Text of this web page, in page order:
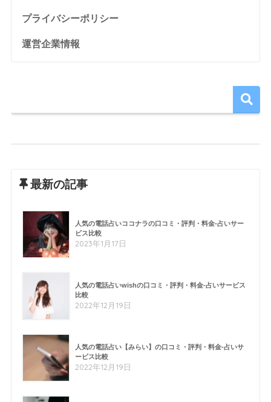
プライバシーポリシー
運営企業情報
最新の記事
人気の電話占いココナラの口コミ・評判・料金-占いサー
ビス比較
2023年1月17日
人気の電話占いwishの口コミ・評判・料金-占いサービス
比較
2022年12月19日
人気の電話占い【みらい】の口コミ・評判・料金-占いサ
ービス比較
2022年12月19日